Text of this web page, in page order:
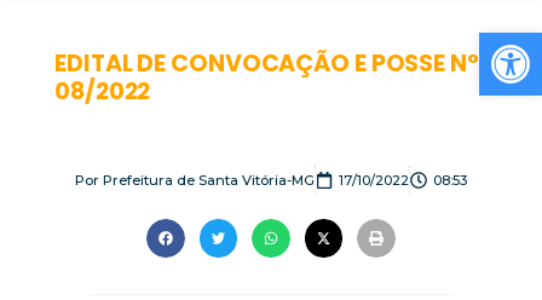
EDITAL DE CONVOCAÇÃO E POSSE N°
08/2022
Por Prefeitura de Santa Vitória-MG 17/10/2022 08:53